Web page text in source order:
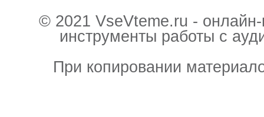
© 2021 VseVteme.ru -
инструменты работы с
При копировании